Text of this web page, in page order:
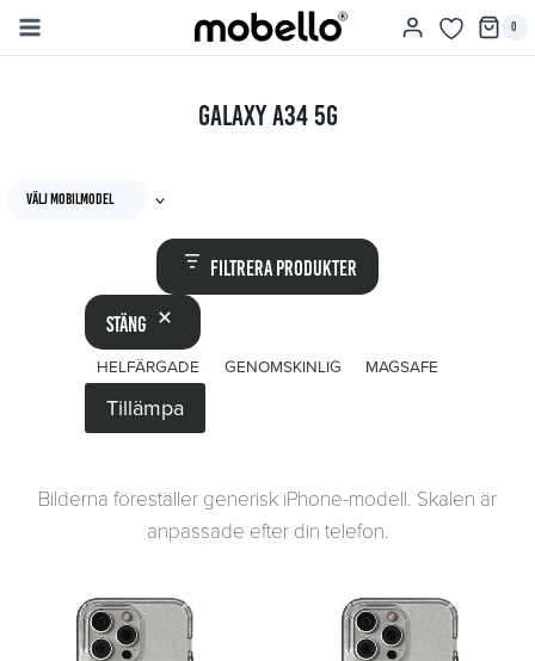
Skip
0
Galaxy A34 5G
välj mobilmodel
Filtrera produkter
Stäng
ETIKETT
HELFÄRGADE GENOMSKINLIG MAGSAFE
Tillämpa
Bilderna föreställer generisk iPhone-modell. Skalen är
anpassade efter din telefon.